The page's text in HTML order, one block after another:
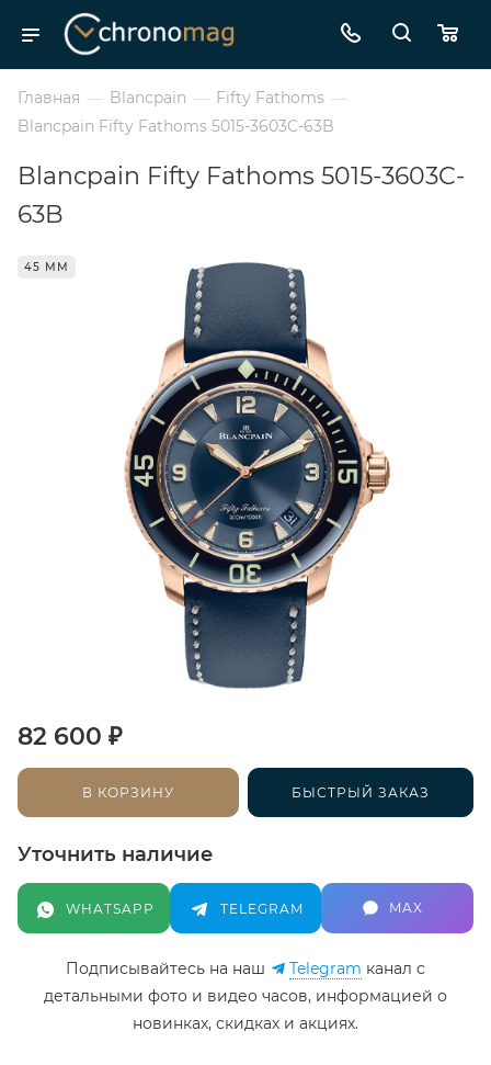
Главная — Blancpain — Fifty Fathoms —
Blancpain Fifty Fathoms 5015-3603C-63B
Blancpain Fifty Fathoms 5015-3603C-
63B
45 ММ
82 600 ₽
В КОРЗИНУ БЫСТРЫЙ ЗАКАЗ
Уточнить наличие
WHATSAPP TELEGRAM MAX
Подписывайтесь на наш Telegram канал c
детальными фото и видео часов, информацией о
новинках, скидках и акциях.